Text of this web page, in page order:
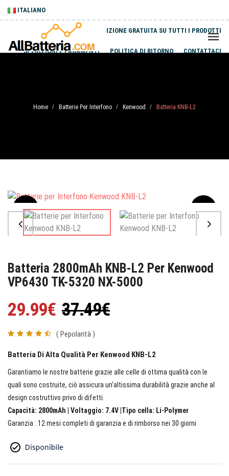
ITALIANO
SPEDIZIONE GRATUITA SU TUTTI I PRODOTTI
SPEDIZIONI E PAGAMENTI POLITICA DI RITORNO CONTATTACI
Home / Batterie Per Interfono / Kenwood / Batteria KNB-L2
Sale
Batteria 2800mAh KNB-L2 Per Kenwood
VP6430 TK-5320 NX-5000
29.99€ 37.49€
( Pepolarità )
Batteria Di Alta Qualità Per Kenwood KNB-L2
Garantiamo le nostre batterie grazie alle celle di ottima qualità con le
quali sono costruite, ciò assicura un’altissima durabilità grazie anche al
design costruttivo privo di difetti.
Capacità: 2800mAh | Voltaggio: 7.4V |Tipo cella: Li-Polymer
Garanzia : 12 mesi completi di garanzia e di rimborso nei 30 giorni